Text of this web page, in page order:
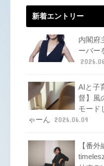
新着エントリー
内閣府
ーバー
AIと子
督】風
モード
ゃーん
2026.06.09
【番